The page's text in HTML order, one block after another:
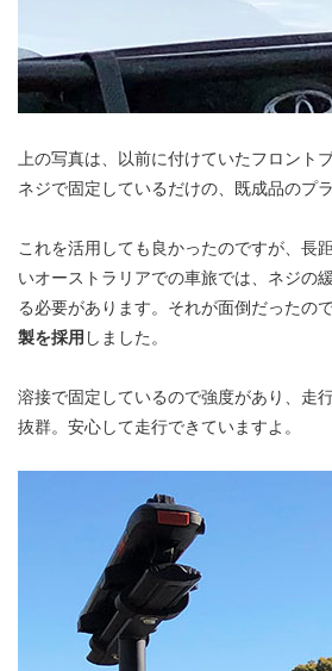
上の写真は、以前に付けていたフロント
ネジで固定しているだけの、既成品のプ
これを活用しても良かったのですが、長
いオーストラリアでの車旅では、ネジの
る必要があります。それが面倒だったので
製を採用 しました。
溶接で固定しているので強度があり、走
抜群。安心して走行できていますよ。